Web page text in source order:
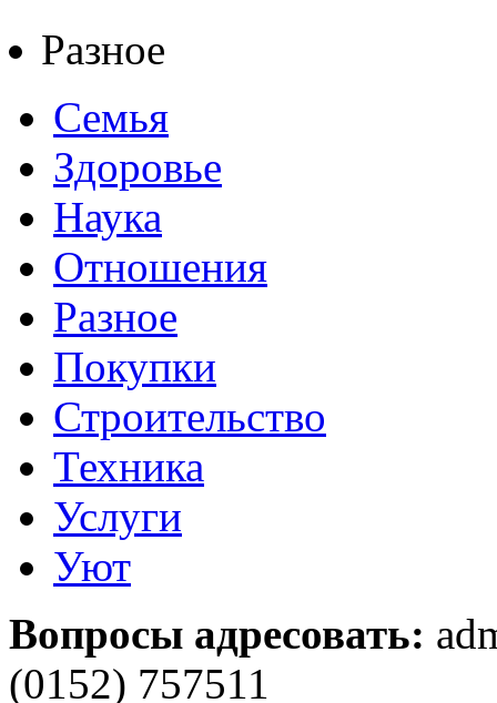
Разное
Семья
Здоровье
Наука
Отношения
Разное
Покупки
Строительство
Техника
Услуги
Уют
Вопросы адресовать:
(0152) 757511